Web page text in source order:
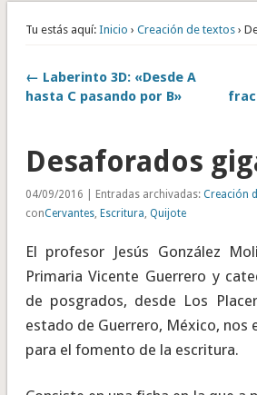
Tu estás aquí: Inicio › Creación de textos›
← Laberinto 3D: «Desde A
hasta C pasando por B»
Desaforados
04/09/2016 | Entradas archivadas: Creación
conCervantes, Escritura, Quijote
El profesor Jesús González
Primaria Vicente Guerrero y
de posgrados, desde Los
estado de Guerrero, México, nos
para el fomento de la escritura.